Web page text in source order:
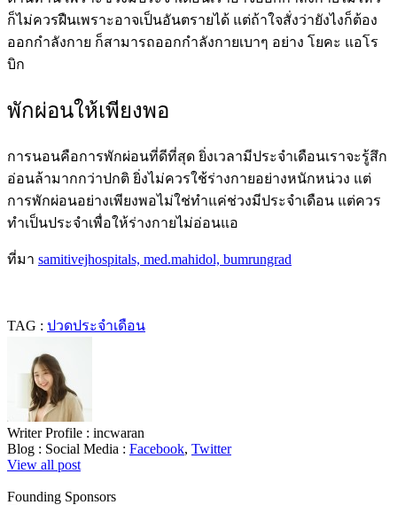
ก็ไม่ควรฝืนเพราะอาจเป็นอันตรายได้ แต่ถ้าใจสั่งว่ายังไงก็ต้อง
ออกกำลังกาย ก็สามารถออกกำลังกายเบาๆ อย่าง โยคะ แอโร
บิก
พักผ่อนให้เพียงพอ
การนอนคือการพักผ่อนที่ดีที่สุด ยิ่งเวลามีประจำเดือนเราจะรู้สึก
อ่อนล้ามากกว่าปกติ ยิ่งไม่ควรใช้ร่างกายอย่างหนักหน่วง แต่
การพักผ่อนอย่างเพียงพอไม่ใช่ทำแค่ช่วงมีประจำเดือน แต่ควร
ทำเป็นประจำเพื่อให้ร่างกายไม่อ่อนแอ
ที่มา samitivejhospitals, med.mahidol, bumrungrad
TAG : ปวดประจำเดือน
Writer Profile : incwaran
Blog : Social Media : Facebook, Twitter
View all post
Founding Sponsors